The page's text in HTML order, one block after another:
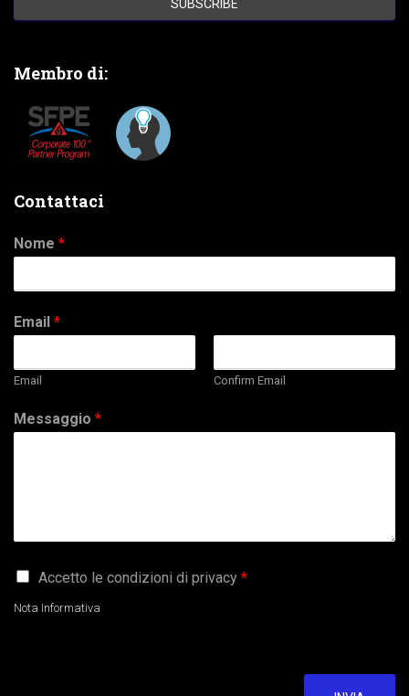
Membro di:
Contattaci
Nome *
Email *
Email Confirm Email
Messaggio *
G
P
Accetto le condizioni di privacy *
Nota Informativa